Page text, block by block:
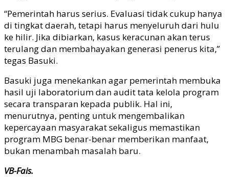
“Pemerintah harus serius. Evaluasi tidak cukup hanya
di tingkat daerah, tetapi harus menyeluruh dari hulu
ke hilir. Jika dibiarkan, kasus keracunan akan terus
terulang dan membahayakan generasi penerus kita,”
tegas Basuki.
Basuki juga menekankan agar pemerintah membuka
hasil uji laboratorium dan audit tata kelola program
secara transparan kepada publik. Hal ini,
menurutnya, penting untuk mengembalikan
kepercayaan masyarakat sekaligus memastikan
program MBG benar-benar memberikan manfaat,
bukan menambah masalah baru.
VB-Fais.